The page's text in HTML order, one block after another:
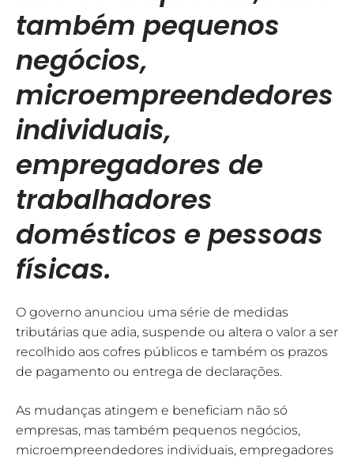
também pequenos
negócios,
microempreendedores
individuais,
empregadores de
trabalhadores
domésticos e pessoas
físicas.
O governo anunciou uma série de medidas
tributárias que adia, suspende ou altera o valor a ser
recolhido aos cofres públicos e também os prazos
de pagamento ou entrega de declarações.
As mudanças atingem e beneficiam não só
empresas, mas também pequenos negócios,
microempreendedores individuais, empregadores